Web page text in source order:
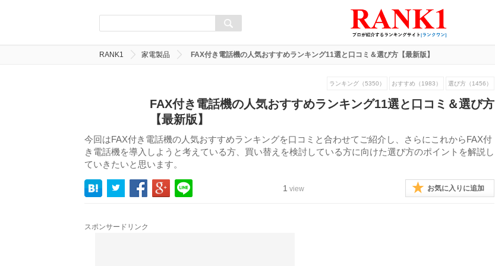
RANK1 家電製品 FAX付き電話機の人気おすすめランキング11選と口コミ＆選び方【最新版】
ランキング（5350） おすすめ（1983） 選び方（1456）
FAX付き電話機の人気おすすめランキング11選と口コミ＆選び方
【最新版】
今回はFAX付き電話機の人気おすすめランキングを口コミと合わせてご紹介し、さらにこれからFAX付
き電話機を導入しようと考えている方、買い替えを検討している方に向けた選び方のポイントを解説し
ていきたいと思います。
1 view お気に入りに追加
スポンサードリンク